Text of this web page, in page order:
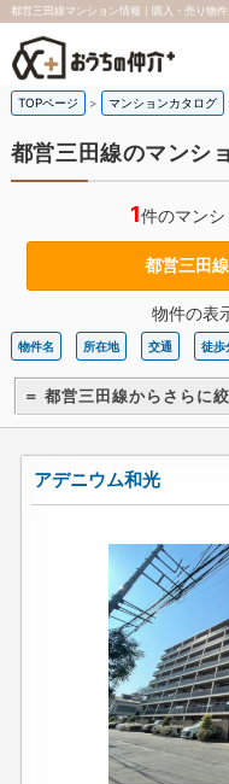
TOPページ マンションカタログ
都営三田線のマンシ
1件のマンシ
都営三田
物件の表
物件名 所在地 交通 徒歩
＝ 都営三田線からさらに
アデニウム和光